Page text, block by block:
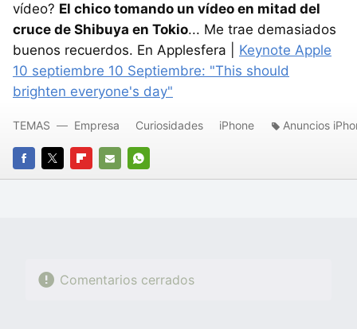
vídeo? El chico tomando un vídeo en mitad del
cruce de Shibuya en Tokio... Me trae demasiados
buenos recuerdos. En Applesfera | Keynote Apple
10 septiembre 10 Septiembre: "This should
brighten everyone's day"
FACEBOOK
TWITTERFLIPBOARD
E-
WHATSAPP
TEMAS Empresa Curiosidades iPhone Anuncios
Comentarios cerrados